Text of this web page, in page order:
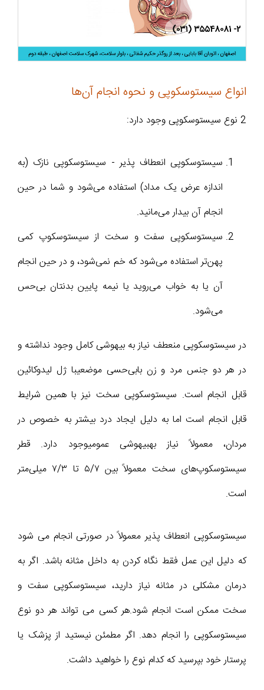
انواع سیستوسکوپی و نحوه انجام آن‌ها
2 نوع سیستوسکوپی وجود دارد:
سیستوسکوپی انعطاف پذیر - سیستوسکوپی نازک (به
اندازه عرض یک مداد) استفاده می‌شود و شما در حین
انجام آن بیدار می‌مانید.
سیستوسکوپی سفت و سخت از سیستوسکوپ کمی
پهن‌تر استفاده می‌شود که خم نمی‌شود، و در حین انجام
آن یا به خواب می‌روید یا نیمه پایین بدنتان بی‌حس
می‌شود.
در سیستوسکوپی منعطف نیاز به بیهوشی کامل وجود نداشته و
در هر دو جنس مرد و زن بابی‌حسی موضعیبا ژل لیدوکائین
قابل انجام است. سیستوسکوپی سخت نیز با همین شرایط
قابل انجام است اما به دلیل ایجاد درد بیشتر به خصوص در
مردان، معمولاً نیاز بهبیهوشی عمومیوجود دارد. قطر
سیستوسکوپ‌های سخت معمولاً بین ۵/۷ تا ۷/۳ میلی‌متر
است.
سیستوسکوپی انعطاف پذیر معمولاً در صورتی انجام می شود
که دلیل این عمل فقط نگاه کردن به داخل مثانه باشد. اگر به
درمان مشکلی در مثانه نیاز دارید، سیستوسکوپی سفت و
سخت ممکن است انجام شود.هر کسی می تواند هر دو نوع
سیستوسکوپی را انجام دهد. اگر مطمئن نیستید از پزشک یا
پرستار خود بپرسید که کدام نوع را خواهید داشت.